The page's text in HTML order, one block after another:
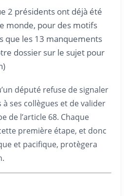
2 présidents ont déjà été
monde, pour des motifs
que les 13 manquements
dossier sur le sujet pour
député refuse de signaler
ses collègues et de valider
de l’article 68. Chaque
première étape, et donc
et pacifique, protègera